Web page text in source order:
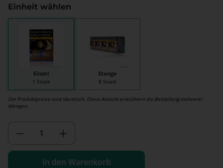
Einheit wählen
Einzel
1 Stück
Stange
8 Stück
Die Produktpreise sind identisch. Diese Ansicht erleichtert die Bestellung mehrerer
Mengen.
Produkt Anzahl: Gib den
In den Warenkorb